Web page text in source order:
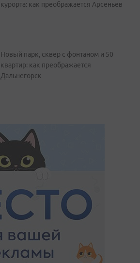
курорта: как преображается Арсеньев
Новый парк, сквер с фонтаном и 50
квартир: как преображается
Дальнегорск